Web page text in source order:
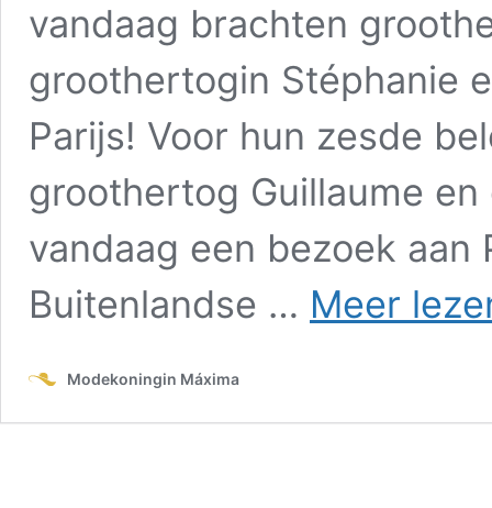
vandaag brachten
groothertogin Stéphanie
Parijs! Voor hun zesde
groothertog Guillaume
vandaag een bezoek aan
Buitenlandse … Meer
Modekoningin Máxima